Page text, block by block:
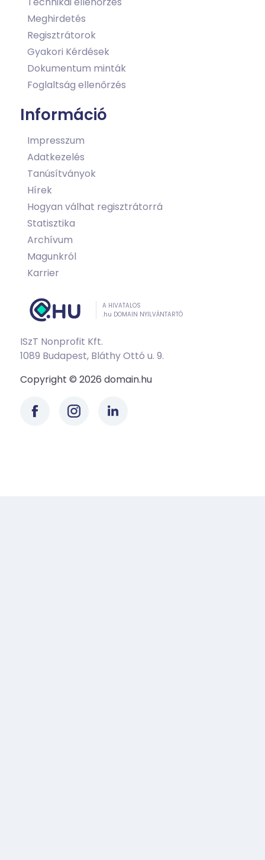
Meghirdetés
Regisztrátorok
Gyakori Kérdések
Dokumentum minták
Foglaltság ellenőrzés
Információ
Impresszum
Adatkezelés
Tanúsítványok
Hírek
Hogyan válhat regisztrátorrá
Statisztika
Archívum
Magunkról
Karrier
A HIVATALOS
.hu DOMAIN NYILVÁNTARTÓ
ISzT Nonprofit Kft.
1089 Budapest, Bláthy Ottó u. 9.
Copyright © 2026 domain.hu